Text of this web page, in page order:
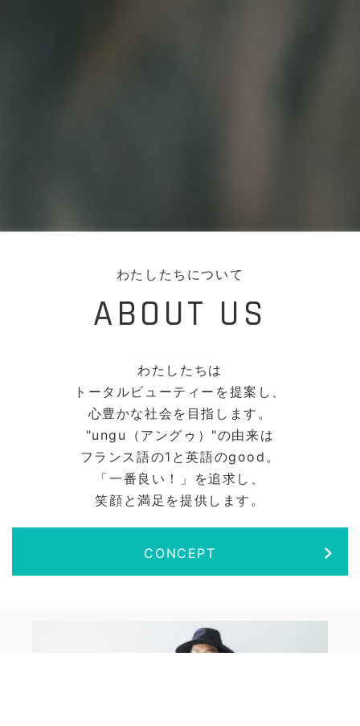
わたしたちについて
ABOUT US
わたしたちは
トータルビューティーを提案し、
心豊かな社会を目指します。
"ungu（アングゥ）"の由来は
フランス語の1と英語のgood。
「一番良い！」を追求し、
笑顔と満足を提供します。
CONCEPT